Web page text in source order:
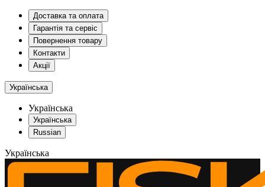
Доставка та оплата
Гарантія та сервіс
Повернення товару
Контакти
Акції
Українська
Українська
Українська
Russian
Українська